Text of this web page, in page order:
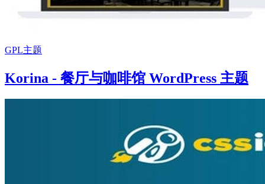
GPL主题
Korina - 餐厅与咖啡馆 WordPress 主题